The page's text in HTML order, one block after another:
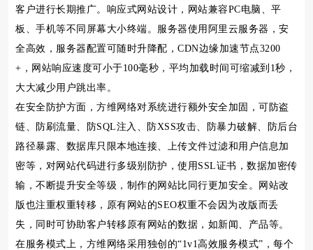
客户进行长期推广。响应式网站设计，网站兼容PC电脑、平
板、手机等不同屏幕大小终端。服务器使用阿里云服务器，安
全高效，服务器配置可随时升降配，CDN边缘加速节点3200
+，网站响应速度可小于100毫秒，平均加载时间可缩减到1秒，
大大减少用户跳出率。
在安全防护方面，方维网络对系统进行额外安全加固，可防盗
链、防刷流量、防SQL注入、防XSS攻击、防暴力破解、防后台
路径暴露、数据库只限本地连接、上传文件过滤和用户信息加
密等，对网站代码进行多级别防护，使用SSL证书，数据加密传
输，不断提升安全等级，制作的网站比同行更加安全。网站改
版也注重权重转移，原有网站的SEO权重不会因为改版而丢
失，同时可协助客户转移原有网站的数据，如新闻、产品等。
在服务模式上，方维网络采用独创的“1v1高效服务模式”，每个